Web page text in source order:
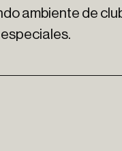
ambiente de